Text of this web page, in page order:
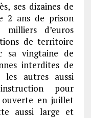
ses dizaines de
2 ans de prison
d’euros
de territoire
sa vingtaine de
interdites de
les autres aussi
pour
ouverte en juillet
aussi large et